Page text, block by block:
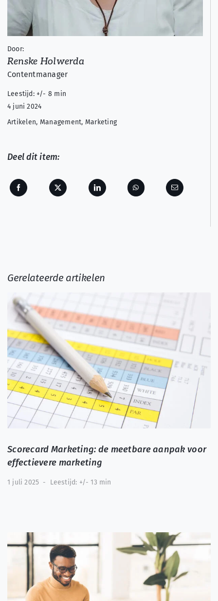
Door:
Renske Holwerda
Contentmanager
Leestijd: +/- 8 min
4 juni 2024
Artikelen, Management, Marketing
Deel dit item:
Gerelateerde artikelen
Scorecard Marketing: de meetbare aanpak voor
effectievere marketing
1 juli 2025 - Leestijd: +/- 13 min